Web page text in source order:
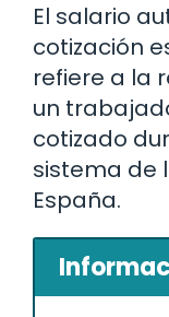
El salario
cotización
refiere a la
un
cotizado
sistema de
España.